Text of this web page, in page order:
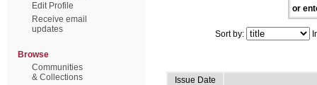
Edit Profile
Receive email
updates
Browse
Communities
& Collections
or
Sort by:
Issue Date